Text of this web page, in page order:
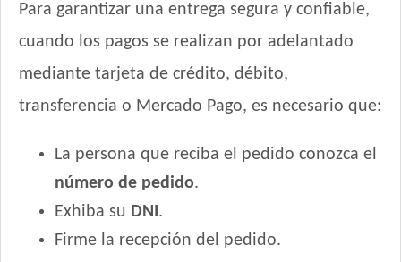
Para garantizar una entrega segura y confiable,
cuando los pagos se realizan por adelantado
mediante tarjeta de crédito, débito,
transferencia o Mercado Pago, es necesario que:
La persona que reciba el pedido conozca el
número de pedido.
Exhiba su DNI.
Firme la recepción del pedido.